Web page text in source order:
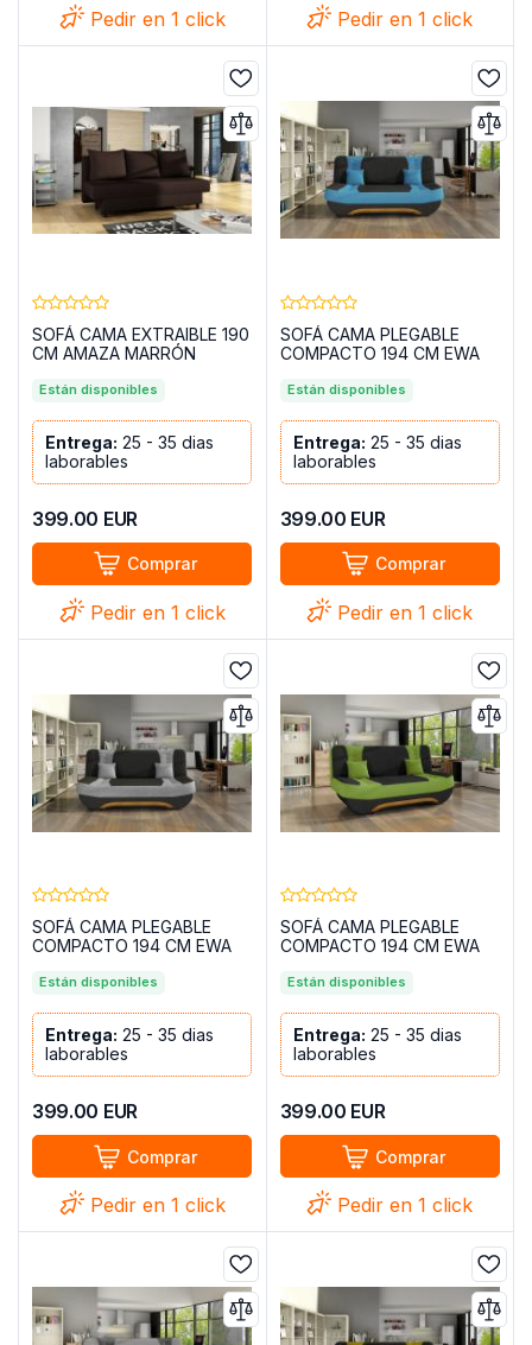
Pedir en 1 click Pedir en 1 click
SOFÁ CAMA EXTRAIBLE 190
CM AMAZA MARRÓN
Están disponibles
Entrega: 25 - 35 dias
laborables
399.00 EUR
Comprar
Pedir en 1 click
SOFÁ CAMA PLEGABLE
COMPACTO 194 CM EWA
Están disponibles
Entrega: 25 - 35 dias
laborables
399.00 EUR
Comprar
Pedir en 1 click
SOFÁ CAMA PLEGABLE
COMPACTO 194 CM EWA
Están disponibles
Entrega: 25 - 35 dias
laborables
399.00 EUR
Comprar
Pedir en 1 click
SOFÁ CAMA PLEGABLE
COMPACTO 194 CM EWA
Están disponibles
Entrega: 25 - 35 dias
laborables
399.00 EUR
Comprar
Pedir en 1 click